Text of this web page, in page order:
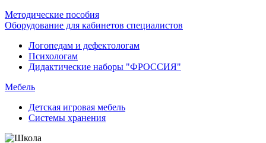
Методические пособия
Оборудование для кабинетов специалистов
Логопедам и дефектологам
Психологам
Дидактические наборы "ФРОССИЯ"
Мебель
Детская игровая мебель
Системы хранения